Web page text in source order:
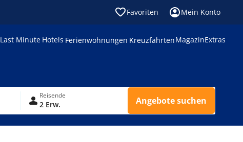
Favoriten Mein Konto
Last Minute Hotels Ferienwohnungen KreuzfahrtenMagazinExtras
Reisende
2 Erw. Angebote suchen